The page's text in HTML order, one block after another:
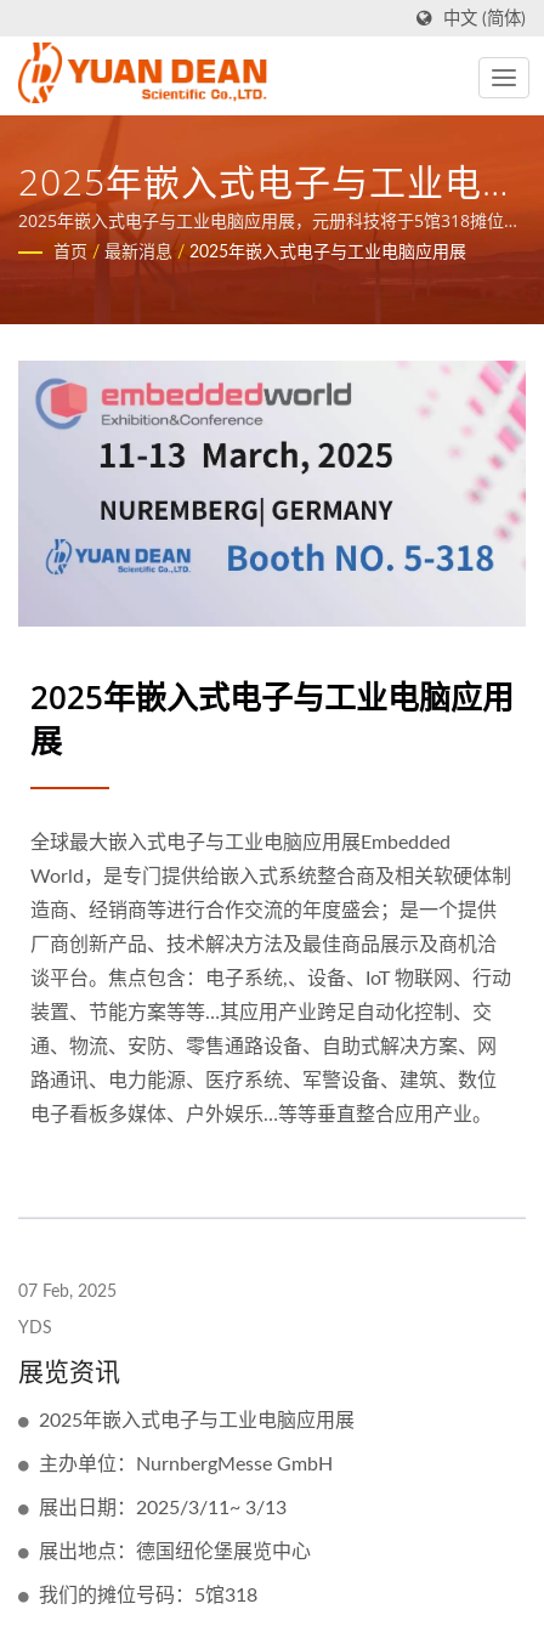
中文 (简体)
2025年嵌入式电子与工业电脑
应用展
2025年嵌入式电子与工业电脑应用展，元册科技将于5馆318摊位展
出
首页 / 最新消息 / 2025年嵌入式电子与工业电脑应用展
2025年嵌入式电子与工业电脑应用
展
全球最大嵌入式电子与工业电脑应用展Embedded
World，是专门提供给嵌入式系统整合商及相关软硬体制
造商、经销商等进行合作交流的年度盛会；是一个提供
厂商创新产品、技术解决方法及最佳商品展示及商机洽
谈平台。焦点包含：电子系统,、设备、IoT 物联网、行动
装置、节能方案等等…其应用产业跨足自动化控制、交
通、物流、安防、零售通路设备、自助式解决方案、网
路通讯、电力能源、医疗系统、军警设备、建筑、数位
电子看板多媒体、户外娱乐…等等垂直整合应用产业。
07 Feb, 2025
YDS
展览资讯
2025年嵌入式电子与工业电脑应用展
主办单位：NurnbergMesse GmbH
展出日期：2025/3/11~ 3/13
展出地点：德国纽伦堡展览中心
我们的摊位号码：5馆318